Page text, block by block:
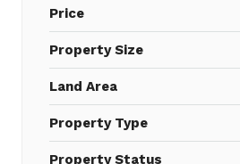
Price
Property Size
Land Area
Property Type
Property Status